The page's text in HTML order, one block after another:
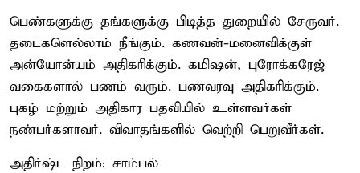
பெண்களுக்கு தங்களுக்கு பிடித்த துறையில் சேருவர்.
தடைகளெல்லாம் நீங்கும். கணவன்-மனைவிக்குள்
அன்யோன்யம் அதிகரிக்கும். கமிஷன், புரோக்கரேஜ்
வகைகளால் பணம் வரும். பணவரவு அதிகரிக்கும்.
புகழ் மற்றும் அதிகார பதவியில் உள்ளவர்கள்
நண்பர்களாவர். விவாதங்களில் வெற்றி பெறுவீர்கள்.
அதிர்ஷ்ட நிறம்: சாம்பல்